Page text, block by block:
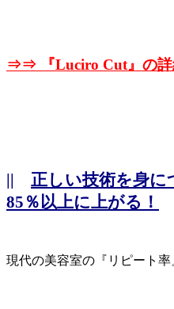
⇒⇒ 『Luciro Cut』の
|| 正しい技術を身に
85％以上に上がる！
現代の美容室の『リピート